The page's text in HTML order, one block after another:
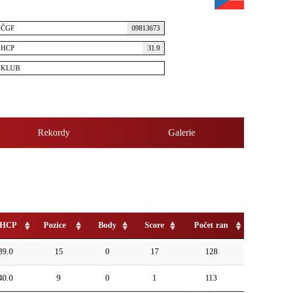
ČGF 09813673
HCP 31.9
KLUB
Rekordy Galerie
Pozice Body Score Počet ran
15 0 17 128
9 0 1 113